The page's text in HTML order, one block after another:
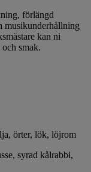
förlängd
musikunderhållning
kan ni
smak.
örter, lök, löjrom
syrad kålrabbi,